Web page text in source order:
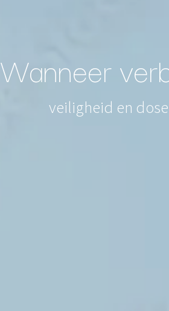
Wanneer
veiligheid en